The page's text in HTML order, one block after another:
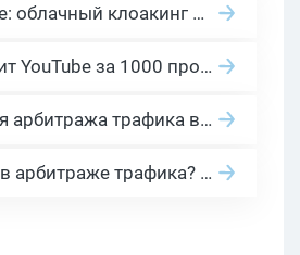
Cloaking House: облачный клоакинг для фильтрации ботов FB и Google Ads — гайд PHP-интеграции 2026
Сколько платит YouTube за 1000 просмотров в 2026: реальные цифры от 0.5 до 36 USD по ГЕО
Нейросети для арбитража трафика в 2026: инструменты, кейсы и AI-медиабайеры
За что платят в арбитраже трафика? 30 моделей оплаты в бурж и СНГ партнерках